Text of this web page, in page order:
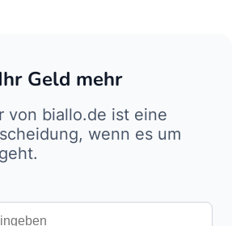
Geld mehr
von biallo.de ist eine
wenn es um